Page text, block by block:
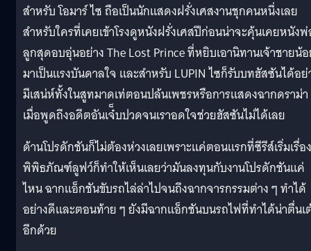
สำหรับ โอมาร์ ไซ ถือเป็นนักแสดงฝรั่งเศสงานชุกคนหนึ่งเลย
สำหรับใครที่เคยเข้าโรงดูหนังฝรั่งเศสปีก่อนน่าจะคุ้นเคยหนัง
ลูกสุดอบอุ่นอย่าง The Lost Prince ที่หยิบเอานิทานเจ้าชายน้
มาเป็นแรงบันดาลใจ และสำหรับ LUPIN ไซก็รับบทฮัสซันได้อย่
มีเสน่ห์ทั้งในสูทมาดเท่ตอนปล้นเพชรหรือการแสดงฉากดราม่า
เมื่อพูดถึงอดีตอันเจ๋็บปวดจนเราอดใจช่วยฮัสซันไม่ได้เลย
ด้านโปรดักชันก็ไม่ต้องห่วงเลยเพราะแค่ตอนแรกที่ซีรีส์เริ่มเรื่อ
พิพิธภัณฑ์ลูฟว์ก็ทำให้เห็นเลยว่ามันลงทุนกับงานโปรดักชันแค่
ไหน ฉากแอ็กชันขับรถไล่ล่าไปจนถึงฉากจารกรรมต่าง ๆ ทำได้
อย่างดีและตอนท้าย ๆ ยังมีฉากแอ็กชันบนรถไฟที่ทำได้น่าตื่นเ
อีกด้วย